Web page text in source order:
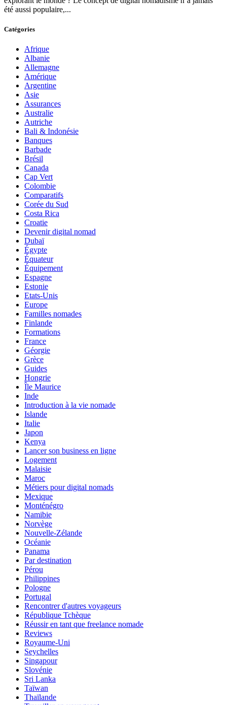
été aussi populaire,...
Catégories
Afrique
Albanie
Allemagne
Amérique
Argentine
Asie
Assurances
Australie
Autriche
Bali & Indonésie
Banques
Barbade
Brésil
Canada
Cap Vert
Colombie
Comparatifs
Corée du Sud
Costa Rica
Croatie
Devenir digital nomad
Dubaï
Égypte
Équateur
Équipement
Espagne
Estonie
Etats-Unis
Europe
Familles nomades
Finlande
Formations
France
Géorgie
Grèce
Guides
Hongrie
Île Maurice
Inde
Introduction à la vie nomade
Islande
Italie
Japon
Kenya
Lancer son business en ligne
Logement
Malaisie
Maroc
Métiers pour digital nomads
Mexique
Monténégro
Namibie
Norvège
Nouvelle-Zélande
Océanie
Panama
Par destination
Pérou
Philippines
Pologne
Portugal
Rencontrer d'autres voyageurs
République Tchèque
Réussir en tant que freelance nomade
Reviews
Royaume-Uni
Seychelles
Singapour
Slovénie
Sri Lanka
Taïwan
Thaïlande